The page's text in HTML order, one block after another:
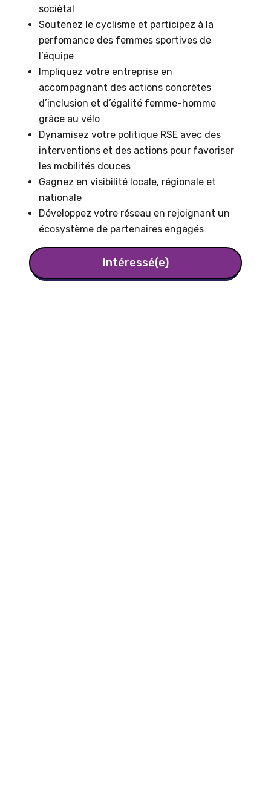
sociétal
Soutenez le cyclisme et participez à la
perfomance des femmes sportives de
l’équipe
Impliquez votre entreprise en
accompagnant des actions concrètes
d’inclusion et d’égalité femme-homme
grâce au vélo
Dynamisez votre politique RSE avec des
interventions et des actions pour favoriser
les mobilités douces
Gagnez en visibilité locale, régionale et
nationale
Développez votre réseau en rejoignant un
écosystème de partenaires engagés
Intéressé(e)